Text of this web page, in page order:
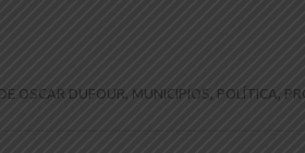
OSCAR DUFOUR, MUNICIPIOS , POLÍTICA,